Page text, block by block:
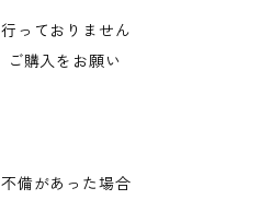
っておりません
ご購入をお願い
備があった場合